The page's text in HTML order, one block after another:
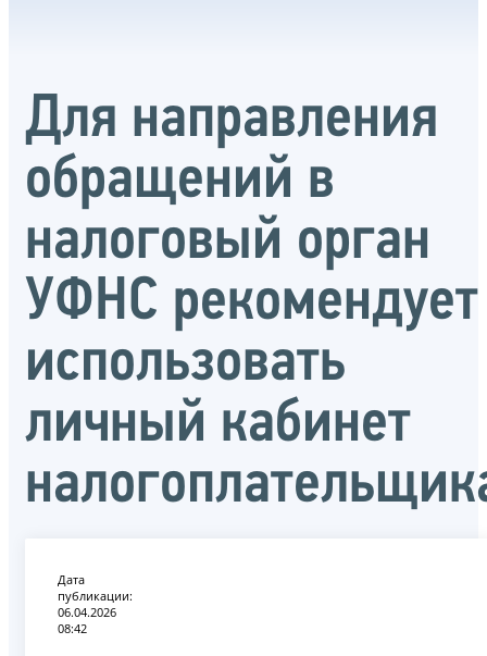
Для направления
обращений в
налоговый орган
УФНС рекомендует
использовать
личный кабинет
Дата
публикации:
06.04.2026
08:42